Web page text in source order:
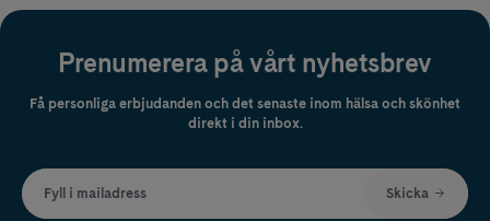
Prenumerera på vårt nyhetsbrev
Få personliga erbjudanden och det senaste inom hälsa och skönhet
direkt i din inbox.
Fyll i mailadress Skicka